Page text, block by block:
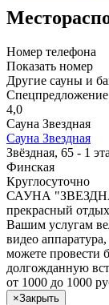
Номер телефона
Показать номер
Другие сауны и
Спецпредложение
4,0
Сауна Звездная
Сауна Звездная
Звёздная, 65 - 1
Финская
Круглосуточно
САУНА
прекрасный
Вашим услугам
видео
можете провести
долгожданную
от 1000 до 1000
×Закрыть